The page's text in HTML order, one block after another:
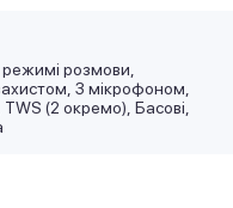
розмови
З мікрофоном
TWS (2 окремо) Басові